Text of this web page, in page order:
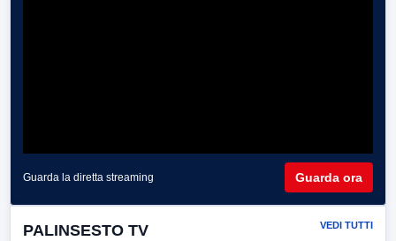
Guarda la diretta streaming Guarda ora
PALINSESTO TV VEDI TUTTI